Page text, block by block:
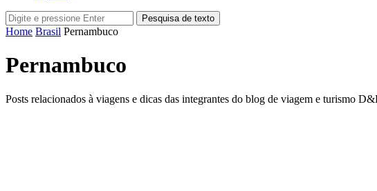
Pesquisa de texto
Home Brasil Pernambuco
Pernambuco
Posts relacionados à viagens e dicas das integrantes do blog de viagem e turismo